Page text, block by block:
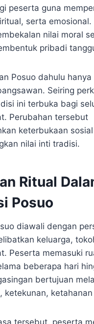
peserta guna
serta
nilai moral
pribadi
Posuo dahulu
Seiring
ini terbuka bagi
Perubahan tersebut
keterbukaan
nilai inti tradisi.
Ritual
Posuo
diawali dengan
keluarga,
Peserta memasuki
beberapa hari
bertujuan
ketekunan,
tersebut, peserta